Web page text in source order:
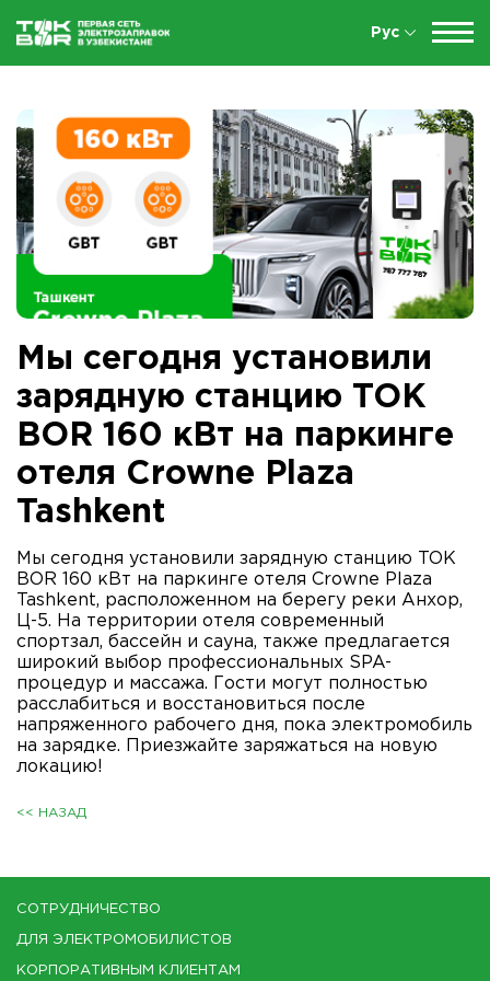
Рус
Мы сегодня установили
зарядную станцию TOK
BOR 160 кВт на паркинге
отеля Crowne Plaza
Tashkent
Мы сегодня установили зарядную станцию TOK
BOR 160 кВт на паркинге отеля Crowne Plaza
Tashkent, расположенном на берегу реки Анхор,
Ц-5. На территории отеля современный
спортзал, бассейн и сауна, также предлагается
широкий выбор профессиональных SPA-
процедур и массажа. Гости могут полностью
расслабиться и восстановиться после
напряженного рабочего дня, пока электромобиль
на зарядке. Приезжайте заряжаться на новую
локацию!
<< НАЗАД
СОТРУДНИЧЕСТВО
ДЛЯ ЭЛЕКТРОМОБИЛИСТОВ
КОРПОРАТИВНЫМ КЛИЕНТАМ